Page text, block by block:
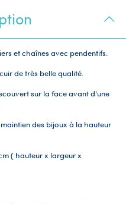
et chaînes avec pendentifs.
de très belle qualité.
sur la face avant d'une
des bijoux à la hauteur
( hauteur x largeur x